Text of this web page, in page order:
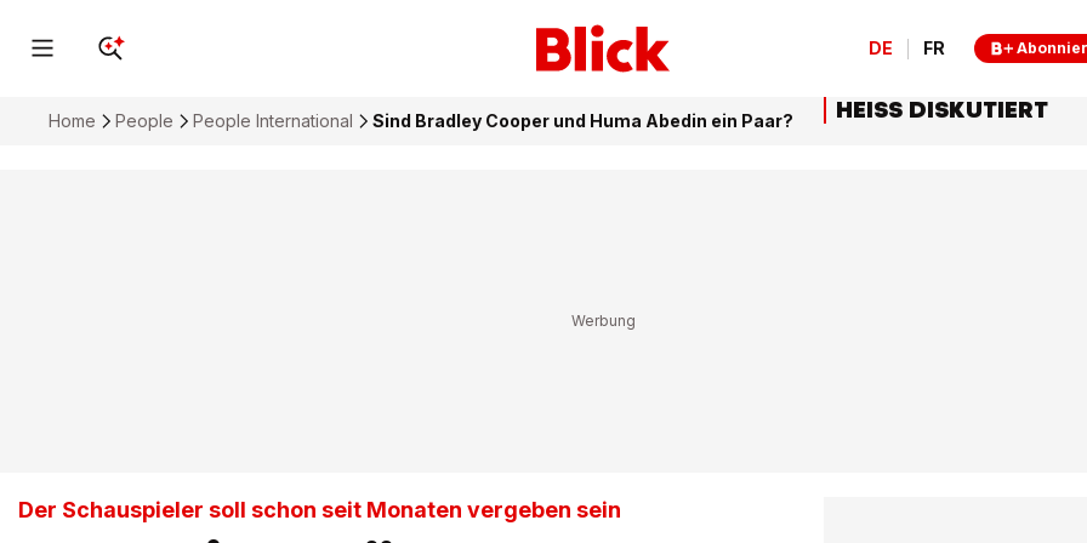
DE FR
Home People People International Sind Bradley Cooper und Huma Abedin ein Paar?
Der Schauspieler soll schon seit Monaten vergeben sein
HEISS DISKUTIERT